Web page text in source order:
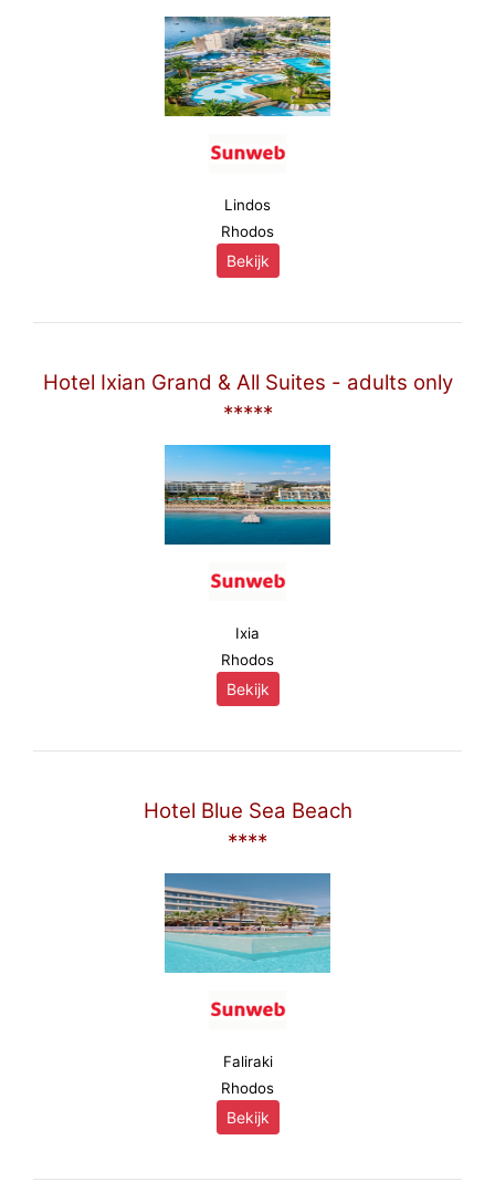
Lindos
Rhodos
Bekijk
Hotel Ixian Grand & All Suites - adults only
*****
Ixia
Rhodos
Bekijk
Hotel Blue Sea Beach
****
Faliraki
Rhodos
Bekijk